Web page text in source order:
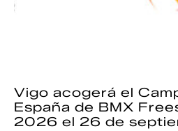
Vigo acogerá el
España de BMX
2026 el 26 de